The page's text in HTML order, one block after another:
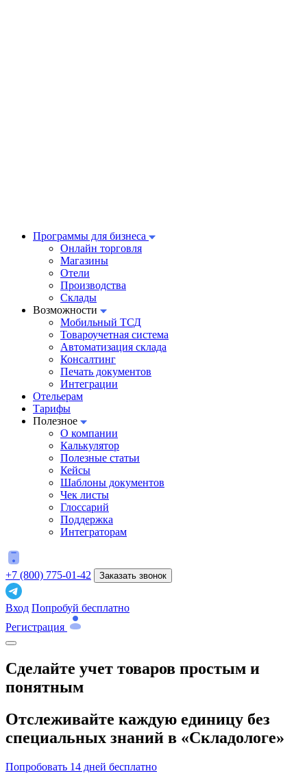
Программы для бизнеса
Онлайн торговля
Магазины
Отели
Производства
Склады
Возможности
Мобильный ТСД
Товароучетная система
Автоматизация склада
Консалтинг
Печать документов
Интеграции
Отельерам
Тарифы
Полезное
О компании
Калькулятор
Полезные статьи
Кейсы
Шаблоны документов
Чек листы
Глоссарий
Поддержка
Интеграторам
+7 (800) 775-01-42 Заказать звонок
Вход Попробуй бесплатно
Регистрация
Сделайте учет товаров простым и
понятным
Отслеживайте каждую единицу без
специальных знаний в «Складологе»
Попробовать 14 дней бесплатно